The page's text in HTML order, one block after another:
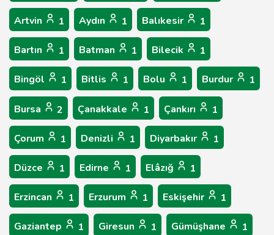
Artvin 1 Aydın 1 Balıkesir 1
Bartın 1 Batman 1 Bilecik 1
Bingöl 1 Bitlis 1 Bolu 1 Burdur 1
Bursa 2 Çanakkale 1 Çankırı 1
Çorum 1 Denizli 1 Diyarbakır 1
Düzce 1 Edirne 1 Elâzığ 1
Erzincan 1 Erzurum 1 Eskişehir 1
Gaziantep 1 Giresun 1 Gümüşhane 1